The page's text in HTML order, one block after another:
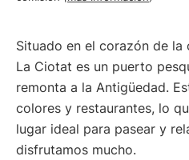
Situado en el corazón de
La Ciotat es un puerto
remonta a la Antigüedad.
colores y restaurantes, lo
lugar ideal para pasear y
disfrutamos mucho.